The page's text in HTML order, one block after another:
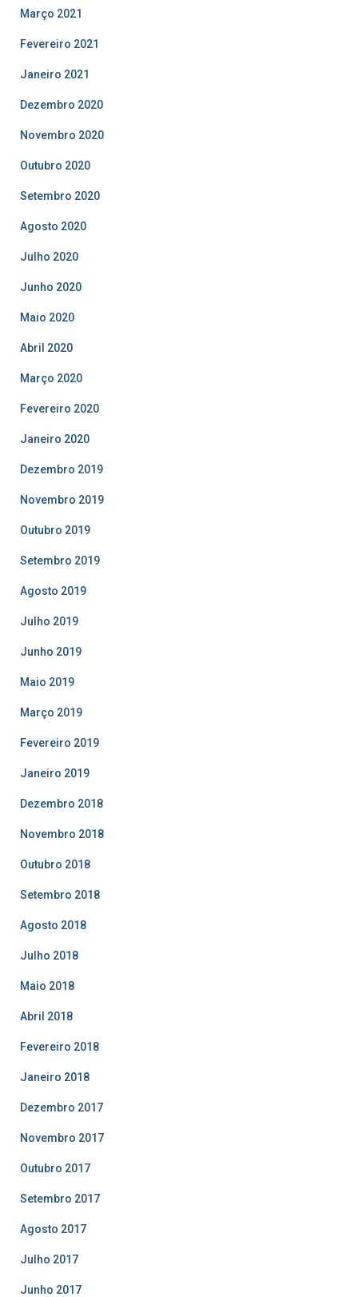
Março 2021
Fevereiro 2021
Janeiro 2021
Dezembro 2020
Novembro 2020
Outubro 2020
Setembro 2020
Agosto 2020
Julho 2020
Junho 2020
Maio 2020
Abril 2020
Março 2020
Fevereiro 2020
Janeiro 2020
Dezembro 2019
Novembro 2019
Outubro 2019
Setembro 2019
Agosto 2019
Julho 2019
Junho 2019
Maio 2019
Março 2019
Fevereiro 2019
Janeiro 2019
Dezembro 2018
Novembro 2018
Outubro 2018
Setembro 2018
Agosto 2018
Julho 2018
Maio 2018
Abril 2018
Fevereiro 2018
Janeiro 2018
Dezembro 2017
Novembro 2017
Outubro 2017
Setembro 2017
Agosto 2017
Julho 2017
Junho 2017